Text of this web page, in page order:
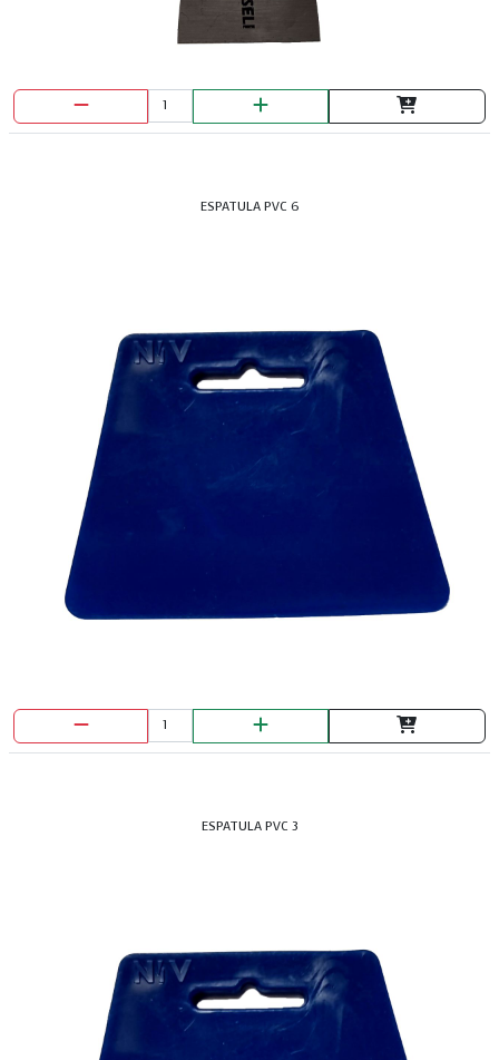
ESPATULA PVC 6
ESPATULA PVC 3